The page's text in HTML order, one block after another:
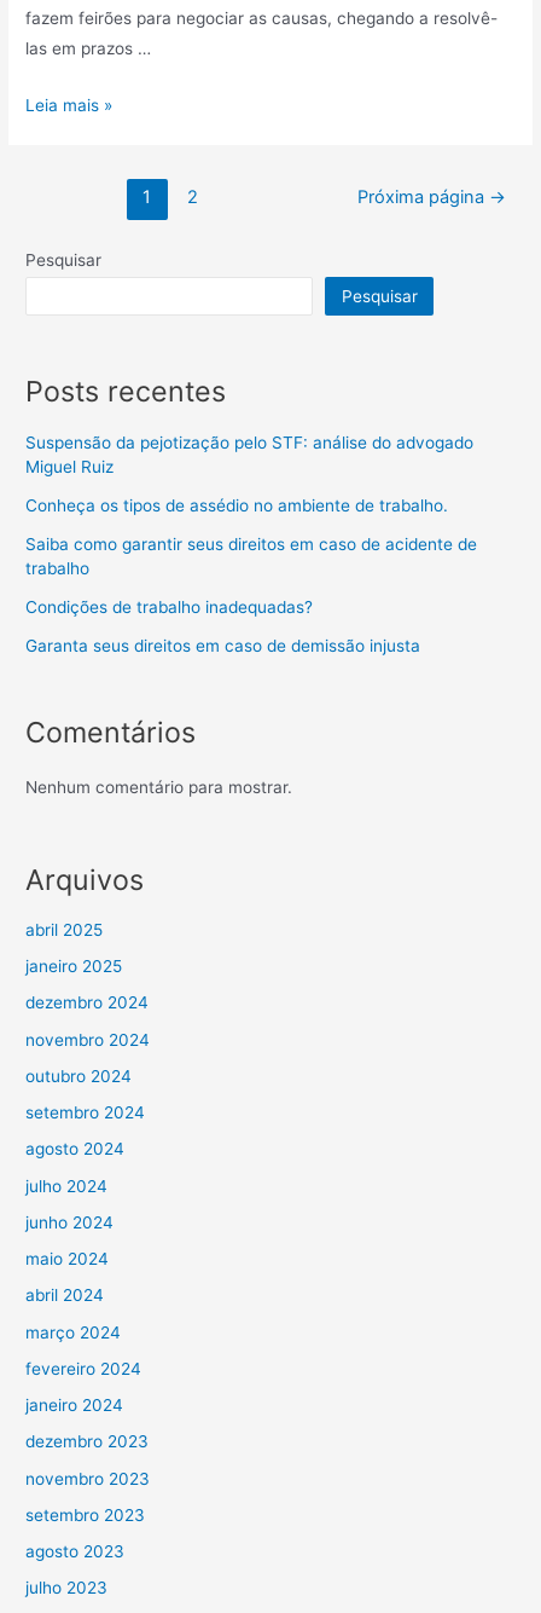
fazem feirões para negociar as causas, chegando a resolvê-
las em prazos …
Leia mais »
1 2 Próxima página →
Pesquisar
Pesquisar
Posts recentes
Suspensão da pejotização pelo STF: análise do advogado
Miguel Ruiz
Conheça os tipos de assédio no ambiente de trabalho.
Saiba como garantir seus direitos em caso de acidente de
trabalho
Condições de trabalho inadequadas?
Garanta seus direitos em caso de demissão injusta
Comentários
Nenhum comentário para mostrar.
Arquivos
abril 2025
janeiro 2025
dezembro 2024
novembro 2024
outubro 2024
setembro 2024
agosto 2024
julho 2024
junho 2024
maio 2024
abril 2024
março 2024
fevereiro 2024
janeiro 2024
dezembro 2023
novembro 2023
setembro 2023
agosto 2023
julho 2023